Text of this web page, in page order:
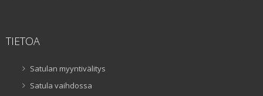
TIETOA
Satulan myyntivälitys
Satula vaihdossa